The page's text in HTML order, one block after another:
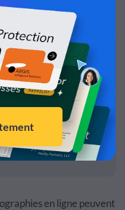
en ligne peuvent